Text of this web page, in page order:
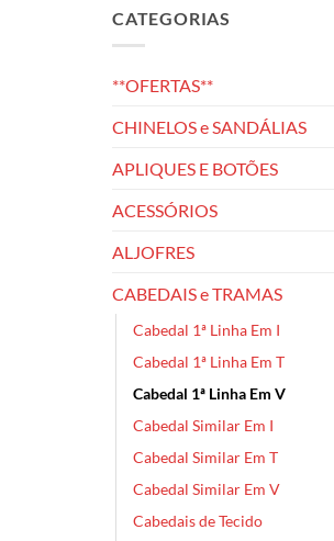
CATEGORIAS
**OFERTAS**
CHINELOS e SANDÁLIAS
APLIQUES E BOTÕES
ACESSÓRIOS
ALJOFRES
CABEDAIS e TRAMAS
Cabedal 1ª Linha Em I
Cabedal 1ª Linha Em T
Cabedal 1ª Linha Em V
Cabedal Similar Em I
Cabedal Similar Em T
Cabedal Similar Em V
Cabedais de Tecido